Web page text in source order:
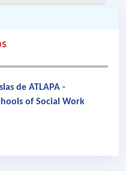
de ATLAPA -
of Social Work